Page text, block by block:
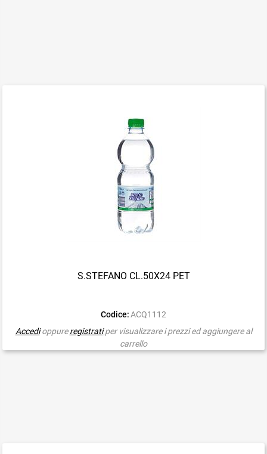
S.STEFANO CL.50X24 PET
Codice: ACQ1112
Accedioppureregistrati per visualizzare i prezzi ed aggiungere al
carrello